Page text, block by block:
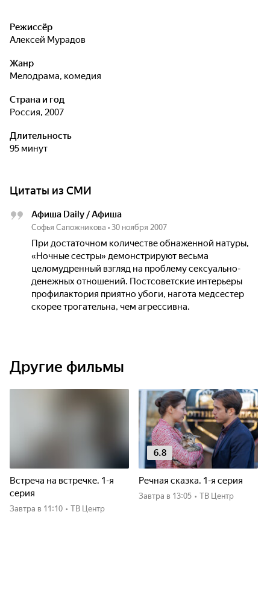
Режиссёр
Алексей Мурадов
Жанр
мелодрама, комедия
Страна и год
Россия, 2007
Длительность
95 минут
Цитаты из СМИ
Афиша Daily / Афиша
Софья Сапожникова • 30 ноября 2007
При достаточном количестве обнаженной натуры,
«Ночные сестры» демонстрируют весьма
целомудренный взгляд на проблему сексуально-
денежных отношений. Постсоветские интерьеры
профилактория приятно убоги, нагота медсестер
скорее трогательна, чем агрессивна.
Другие фильмы
Встреча на встречке. 1-я
серия
Завтра в 11:10 • ТВ Центр
6.8
Речная сказка. 1-я серия
Завтра в 13:05 • ТВ Центр